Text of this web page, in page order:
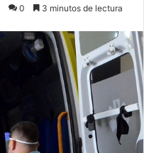
0 3 minutos de lectura